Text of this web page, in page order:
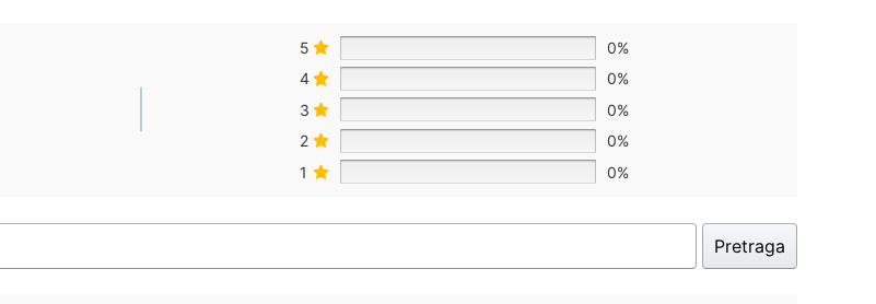
5
0%
4
0%
3
0%
2
0%
1
0%
Pretraga